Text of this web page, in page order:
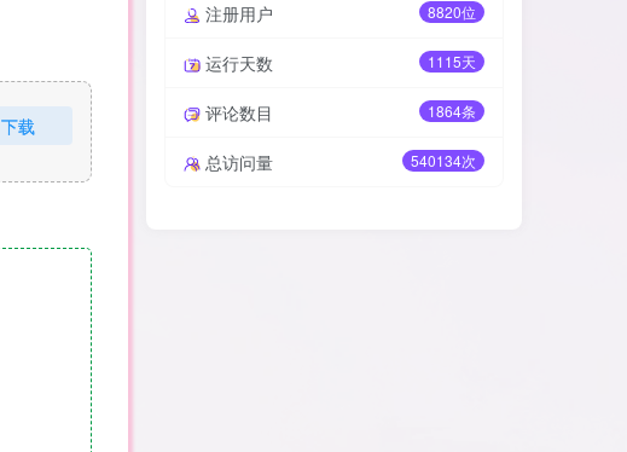
下载
8820位
注册用户
1115天
运行天数
1864条
评论数目
540134次
总访问量